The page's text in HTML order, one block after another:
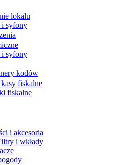
lokalu
i syfony
i syfony
kodów
fiskalne
fiskalne
i akcesoria
i wkłady